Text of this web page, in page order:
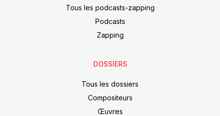
Tous les podcasts-zapping
Podcasts
Zapping
DOSSIERS
Tous les dossiers
Compositeurs
Œuvres